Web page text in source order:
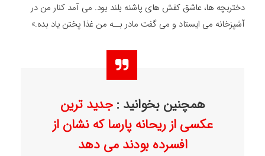
دختربچه ها، عاشق کفش های پاشنه بلند بود. می آمد کنار من در
آشپزخانه می ایستاد و می گفت مادر بــه من غذا پختن یاد بده.»
همچنین بخوانید :جدید ترین
عکسی از ریحانه پارسا که نشان از
افسرده بودند می دهد